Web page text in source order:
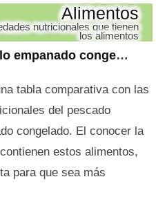
Pescado empanado y pollo empanado congelado
Alimentos
nutricionales que tienen
los alimentos
tabla comparativa con las
del pescado
congelado. El conocer la
estos alimentos,
para que sea más